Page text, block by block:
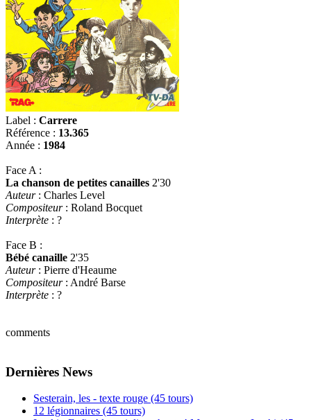
Label : Carrere
Référence : 13.365
Année : 1984
Face A :
La chanson de petites canailles 2'30
Auteur: Charles Level
Compositeur: Roland Bocquet
Interprète : ?
Face B :
Bébé canaille 2'35
Auteur: Pierre d'Heaume
Compositeur: André Barse
Interprète : ?
comments
Dernières News
Sesterain, les - texte rouge (45 tours)
12 légionnaires (45 tours)